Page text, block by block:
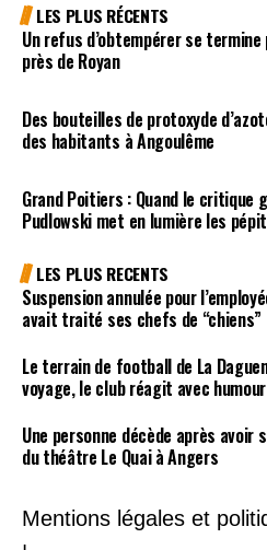
LES PLUS RÉCENTS
Un refus d’obtempérer se
près de Royan
Des bouteilles de protoxyde
des habitants à Angoulême
Grand Poitiers : Quand le critique
Pudlowski met en lumière les
LES PLUS RECENTS
Suspension annulée pour
avait traité ses chefs de “chiens”
Le terrain de football de La
voyage, le club réagit avec
Une personne décède après
du théâtre Le Quai à Angers
Mentions légales et